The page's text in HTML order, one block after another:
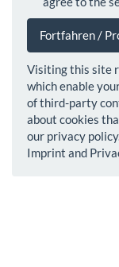
Fortfahren /
Visiting this site
which enable
of third-party
about cookies
our privacy
Imprint and